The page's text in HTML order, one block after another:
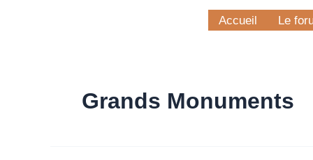
Accueil Le
Grands Monuments